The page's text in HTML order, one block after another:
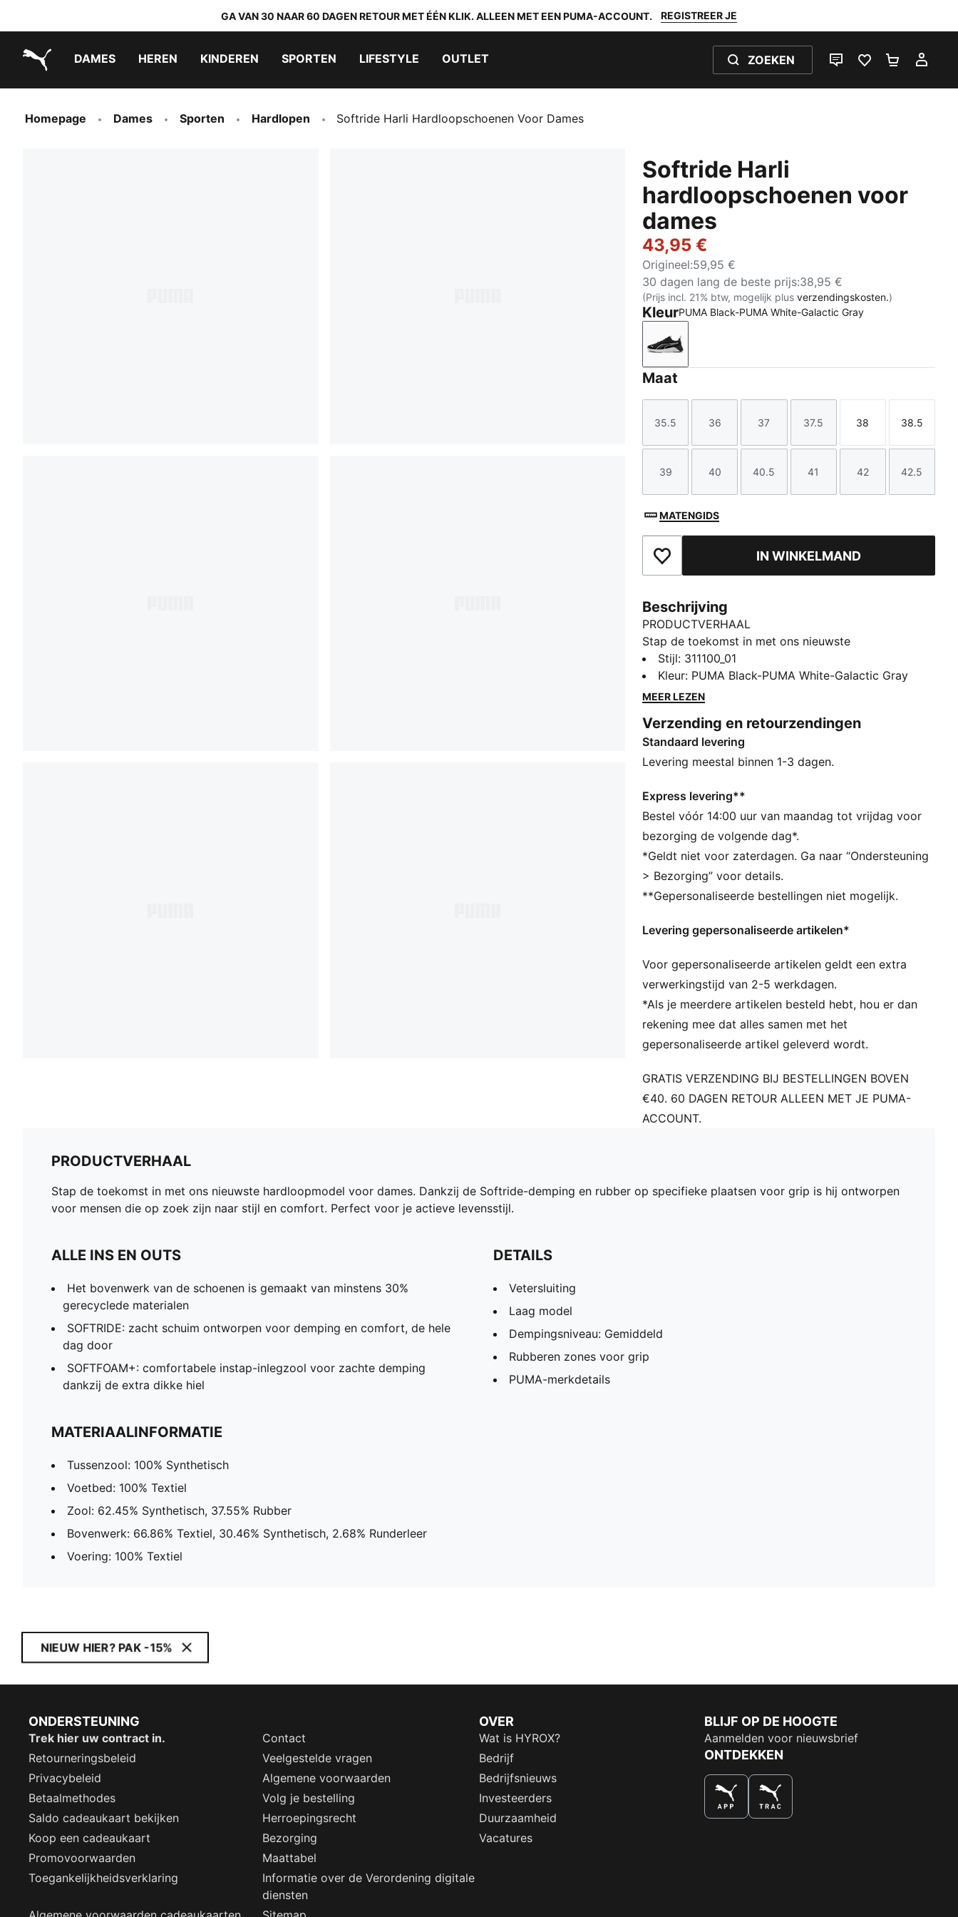
GA VAN 30 NAAR 60 DAGEN RETOUR MET ÉÉN KLIK. ALLEEN MET EEN PUMA-ACCOUNT. REGISTREER JE
DAMES HEREN KINDEREN SPORTEN LIFESTYLE OUTLET ZOEKEN
LIVE CHATFAVORIETEN 0
Homepage Dames Sporten Hardlopen Softride Harli Hardloopschoenen Voor Dames
Softride Harli
hardloopschoenen voor
dames
43,95 €
Origineel:59,95 €
30 dagen lang de beste prijs:38,95 €
(Prijs incl. 21% btw, mogelijk plusverzendingskosten.)
KleurPUMA Black-PUMA White-Galactic Gray
PUMA Black-PUMA White-Galactic Gray
Maat
Maat
35.5
Maat
36
Maat
37
Maat
37.5
Maat
38
Maat
38.5
Maat
39
Maat
40
Maat
40.5
Maat
41
Maat
42
Maat
42.5
MATENGIDS
Toegevoegd aan favorietenIN WINKELMAND
Beschrijving
PRODUCTVERHAAL
Stap de toekomst in met ons nieuwste
hardloopmodel voor dames. Dankzij de Softride-
demping en rubber op specifieke plaatsen voor grip
is hij ontworpen voor mensen die op zoek zijn naar
ALLE INS EN OUTS
Het bovenwerk van de schoenen is gemaakt van
minstens 30% gerecyclede materialen
comfort, de hele dag door
SOFTFOAM+: comfortabele instap-inlegzool voor
zachte demping dankzij de extra dikke hiel
DETAILS
Vetersluiting
Laag model
Dempingsniveau: Gemiddeld
PUMA-merkdetails
Stijl: 311100_01
Kleur: PUMA Black-PUMA White-Galactic Gray
MEER LEZEN
Verzending en retourzendingen
Standaard levering
Levering meestal binnen 1-3 dagen.
Express levering**
Bestel vóór 14:00 uur van maandag tot vrijdag voor
bezorging de volgende dag*.
*Geldt niet voor zaterdagen. Ga naar “Ondersteuning
> Bezorging” voor details.
**Gepersonaliseerde bestellingen niet mogelijk.
Levering gepersonaliseerde artikelen*
Voor gepersonaliseerde artikelen geldt een extra
verwerkingstijd van 2-5 werkdagen.
*Als je meerdere artikelen besteld hebt, hou er dan
rekening mee dat alles samen met het
gepersonaliseerde artikel geleverd wordt.
GRATIS VERZENDING BIJ BESTELLINGEN BOVEN
€40. 60 DAGEN RETOUR ALLEEN MET JE PUMA-
ACCOUNT.
PRODUCTVERHAAL
Stap de toekomst in met ons nieuwste hardloopmodel voor dames. Dankzij de Softride-demping en rubber op specifieke plaatsen voor grip is hij ontworpen
voor mensen die op zoek zijn naar stijl en comfort. Perfect voor je actieve levensstijl.
ALLE INS EN OUTS
Het bovenwerk van de schoenen is gemaakt van minstens 30%
gerecyclede materialen
SOFTRIDE: zacht schuim ontworpen voor demping en comfort, de hele
dag door
SOFTFOAM+: comfortabele instap-inlegzool voor zachte demping
dankzij de extra dikke hiel
DETAILS
Vetersluiting
Laag model
Dempingsniveau: Gemiddeld
Rubberen zones voor grip
PUMA-merkdetails
MATERIAALINFORMATIE
Tussenzool: 100% Synthetisch
Voetbed: 100% Textiel
Zool: 62.45% Synthetisch, 37.55% Rubber
Bovenwerk: 66.86% Textiel, 30.46% Synthetisch, 2.68% Runderleer
Voering: 100% Textiel
NIEUW HIER? PAK -15%
ONDERSTEUNING
Trek hier uw contract in.
Contact
Retourneringsbeleid
Veelgestelde vragen
Privacybeleid
Algemene voorwaarden
Betaalmethodes
Volg je bestelling
Saldo cadeaukaart bekijken
Herroepingsrecht
Koop een cadeaukaart
Bezorging
Promovoorwaarden
Maattabel
Toegankelijkheidsverklaring
Informatie over de Verordening digitale
diensten
OVER
Wat is HYROX?
Bedrijf
Bedrijfsnieuws
Investeerders
Duurzaamheid
Vacatures
BLIJF OP DE HOOGTE
Aanmelden voor nieuwsbrief
ONTDEKKEN